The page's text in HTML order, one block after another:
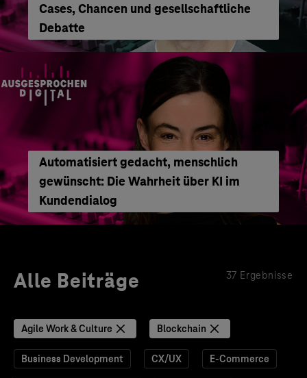
Cases, Chancen und gesellschaftliche
Debatte
Automatisiert gedacht, menschlich
gewünscht: Die Wahrheit über KI im
Kundendialog
Alle Beiträge 37 Ergebnisse
Agile Work & Culture Blockchain
Business Development CX/UX E-Commerce